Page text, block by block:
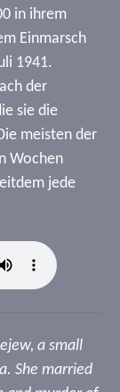
in ihrem
Einmarsch
1941.
der
sie die
meisten der
Wochen
jede
a small
She married